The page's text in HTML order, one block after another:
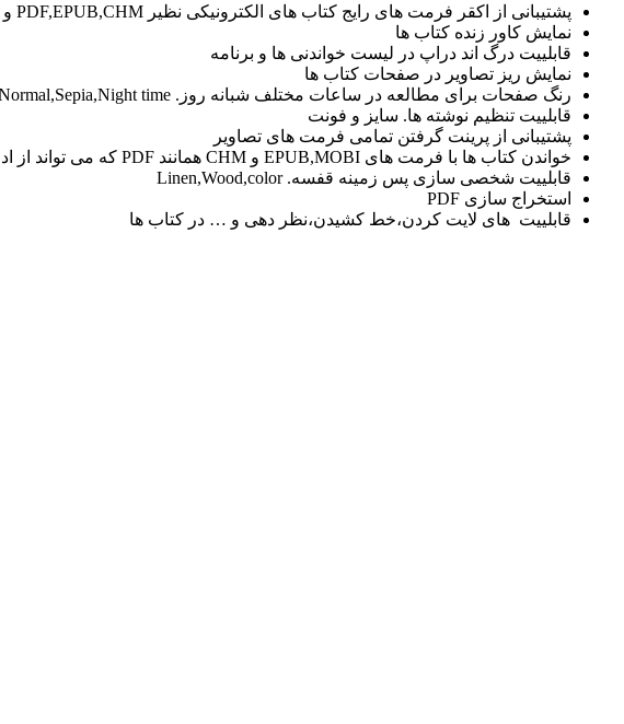
پشتیبانی از اکقر فرمت های رایج کتاب های الکترونیکی نظیر PDF,EPUB,CHM و MOBI.
نمایش کاور زنده کتاب ها
قابلییت درگ اند دراپ در لیست خواندنی ها و برنامه
نمایش ریز تصاویر در صفحات کتاب ها
رنگ صفحات برای مطالعه در ساعات مختلف شبانه روز. Normal,Sepia,Night time
قابلییت تنظیم نوشته ها. سایز و فونت
پشتیبانی از پرینت گرفتن تمامی فرمت های تصاویر
خواندن کتاب ها با فرمت های EPUB,MOBI و CHM همانند PDF که می تواند از ادامه صفحه های خوانده شده خواند
قابلییت شخصی سازی پس زمینه قفسه. Linen,Wood,color
استخراج سازی PDF
قابلییت های لایت کردن،خط کشیدن،نظر دهی و … در کتاب ها